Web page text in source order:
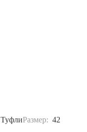
ТуфлиРазмер: 42